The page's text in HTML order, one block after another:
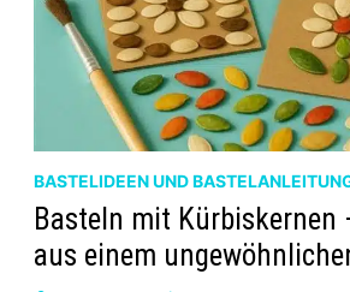
BASTELIDEEN UND
Basteln mit Kürbiskernen
aus einem